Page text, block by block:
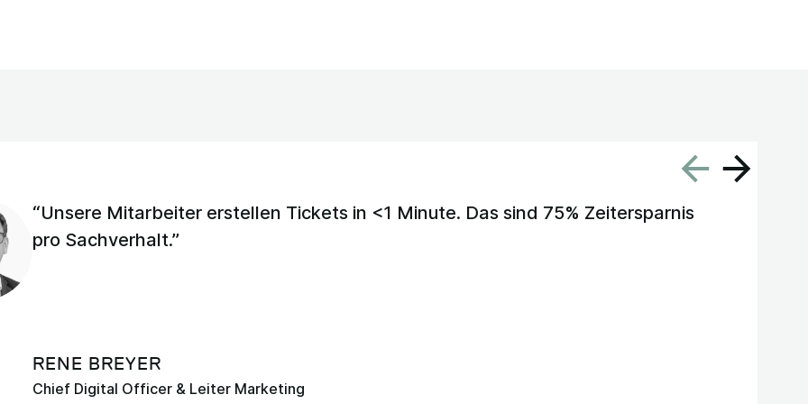
“Unsere Mitarbeiter erstellen Tickets in <1 Minute. Das sind 75% Zeitersparnis
pro Sachverhalt.”
RENE BREYER
Chief Digital Officer & Leiter Marketing